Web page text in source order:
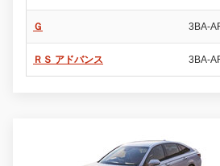
Ｇ 3BA-
ＲＳ アドバンス 3BA-